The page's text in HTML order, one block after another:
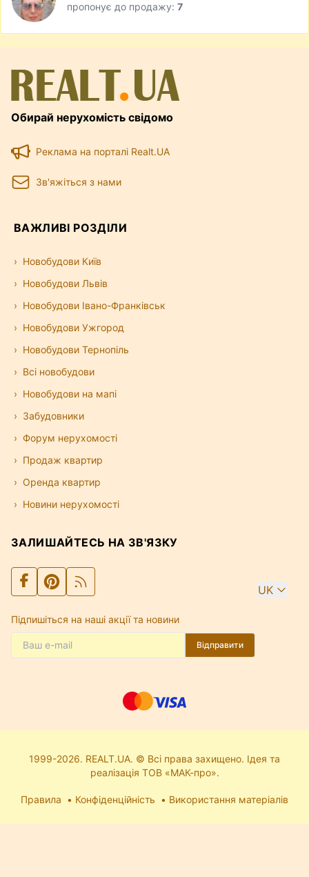
пропонує до продажу: 7
Обирай нерухомість свідомо
Реклама на порталі Realt.UA
Зв'яжіться з нами
ВАЖЛИВІ РОЗДІЛИ
Новобудови Київ
Новобудови Львів
Новобудови Івано-Франківськ
Новобудови Ужгород
Новобудови Тернопіль
Всі новобудови
Новобудови на мапі
Забудовники
Форум нерухомості
Продаж квартир
Оренда квартир
Новини нерухомості
ЗАЛИШАЙТЕСЬ НА ЗВ'ЯЗКУ
UK
Підпишіться на наші акції та новини
Відправити
1999-2026. REALT.UA. © Всі права захищено. Ідея та
реалізація ТОВ «МАК-про».
Правила Конфіденційність Використання матеріалів